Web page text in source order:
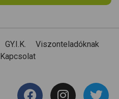
GY.I.K.
Viszonteladóknak
Kapcsolat